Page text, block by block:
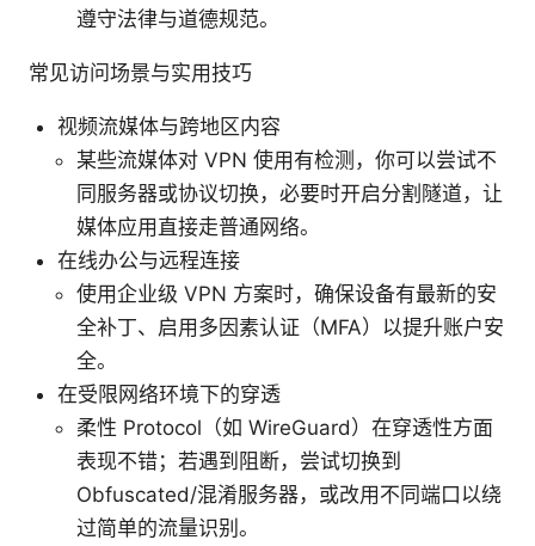
遵守法律与道德规范。
常见访问场景与实用技巧
视频流媒体与跨地区内容
某些流媒体对 VPN 使用有检测，你可以尝试不
同服务器或协议切换，必要时开启分割隧道，让
媒体应用直接走普通网络。
在线办公与远程连接
使用企业级 VPN 方案时，确保设备有最新的安
全补丁、启用多因素认证（MFA）以提升账户安
全。
在受限网络环境下的穿透
柔性 Protocol（如 WireGuard）在穿透性方面
表现不错；若遇到阻断，尝试切换到
Obfuscated/混淆服务器，或改用不同端口以绕
过简单的流量识别。